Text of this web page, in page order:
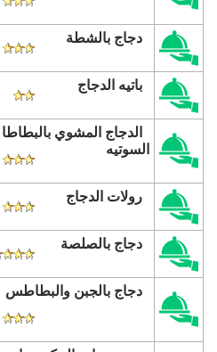
دجاج بالشطة
باتيه الدجاج
الدجاج المشوي بالبطاطا
السوتيه
رولات الدجاج
دجاج بالصلصة
دجاج بالجبن والبطاطس